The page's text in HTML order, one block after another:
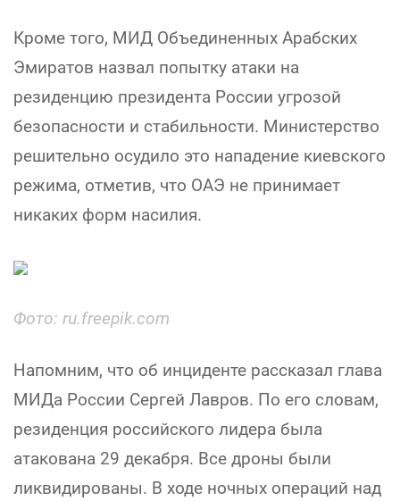
Кроме того, МИД Объединенных Арабских
Эмиратов назвал попытку атаки на
резиденцию президента России угрозой
безопасности и стабильности. Министерство
решительно осудило это нападение киевского
режима, отметив, что ОАЭ не принимает
никаких форм насилия.
Фото: ru.freepik.com
Напомним, что об инциденте рассказал глава
МИДа России Сергей Лавров. По его словам,
резиденция российского лидера была
атакована 29 декабря. Все дроны были
ликвидированы. В ходе ночных операций над